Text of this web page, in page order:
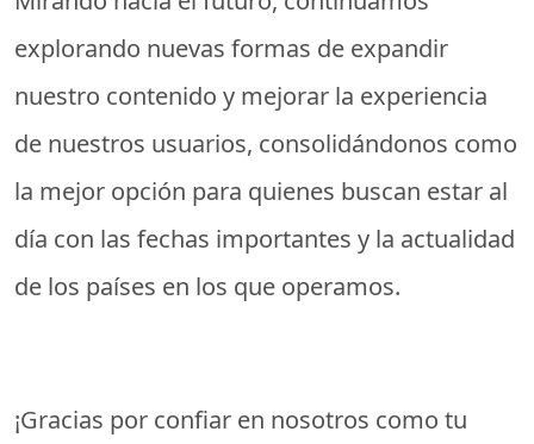
explorando nuevas formas de expandir
nuestro contenido y mejorar la experiencia
de nuestros usuarios, consolidándonos como
la mejor opción para quienes buscan estar al
día con las fechas importantes y la actualidad
de los países en los que operamos.
¡Gracias por confiar en nosotros como tu